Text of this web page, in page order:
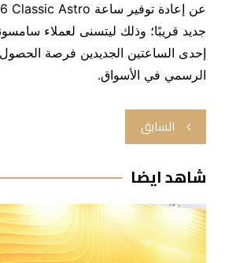
جديد قريبًا؛ وذلك ليتسنى لعملاء
إحدى الساعتين الجديدين فرصة الحصول
الرسمي في الأسواق.
تصفّح
المقالات
السابق
شاهد ايضا